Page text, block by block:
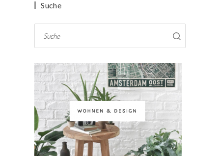
Suche